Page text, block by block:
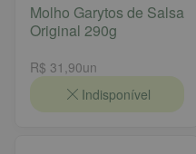
Molho Garytos de Salsa
Original 290g
R$ 31,90un
Indisponível